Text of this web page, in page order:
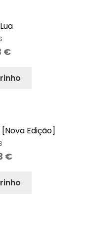
€
Edição]
€